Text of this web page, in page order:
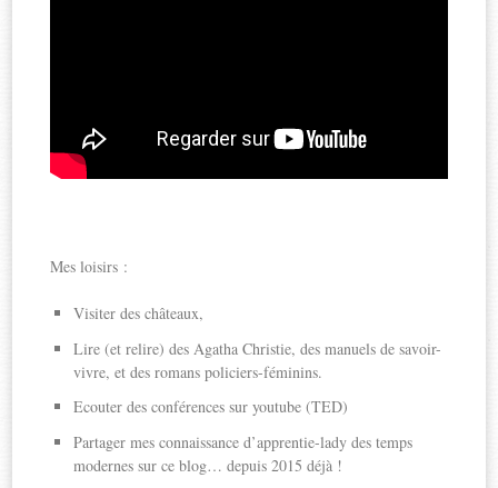
Mes loisirs :
Visiter des châteaux,
Lire (et relire) des Agatha Christie, des manuels de savoir-
vivre, et des romans policiers-féminins.
Ecouter des conférences sur youtube (TED)
Partager mes connaissance d’apprentie-lady des temps
modernes sur ce blog… depuis 2015 déjà !